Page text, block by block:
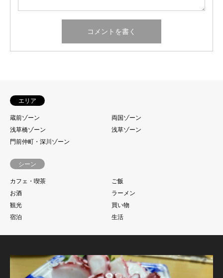
エリア
蔵前ゾーン
両国ゾーン
浅草橋ゾーン
浅草ゾーン
門前仲町・深川ゾーン
シーン
カフェ・喫茶
ご飯
お酒
ラーメン
観光
買い物
宿泊
生活